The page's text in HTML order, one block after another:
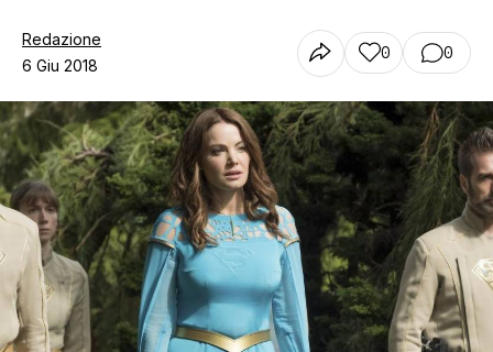
Chi siamo
Contatti
Redazione
6 Giu 2018
0 0